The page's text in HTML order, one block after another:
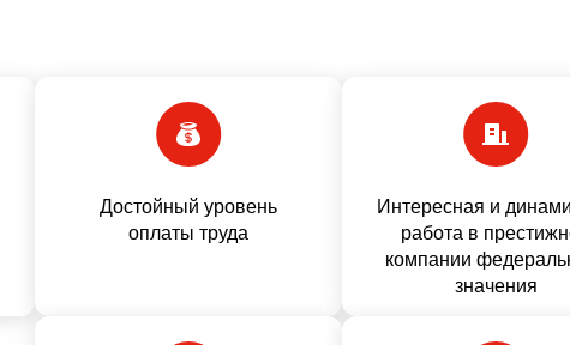
Достойный уровень
оплаты труда
Интересная и
работа в
компании
значения